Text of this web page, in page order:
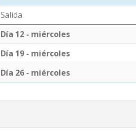
Salida
Día 12 - miércoles
Día 19 - miércoles
Día 26 - miércoles